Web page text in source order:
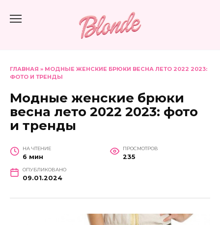
ГЛАВНАЯ » МОДНЫЕ ЖЕНСКИЕ БРЮКИ ВЕСНА ЛЕТО 2022 2023:
ФОТО И ТРЕНДЫ
Модные женские брюки
весна лето 2022 2023: фото
и тренды
НА ЧТЕНИЕ
6 мин
ПРОСМОТРОВ
235
ОПУБЛИКОВАНО
09.01.2024